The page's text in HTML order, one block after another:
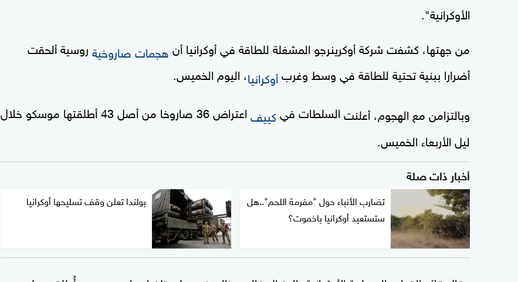
الأوكرانية".
من جهتها، كشفت شركة أوكرينرجو المشغلة للطاقة في أوكرانيا أن هجمات صاروخية روسية ألحقت
أضرارا ببنية تحتية للطاقة في وسط وغربأوكرانيا، اليوم الخميس.
وبالتزامن مع الهجوم، أعلنت السلطات في كييف
اعتراض 36 صاروخا من أصل 43 أطلقتها موسكو خلال
ليل الأربعاء الخميس.
أخبار ذات صلة
تضارب الأنباء حول "مفرمة اللحم"..هل
ستستعيد أوكرانيا باخموت؟
بولندا تعلن وقف تسليحها أوكرانيا